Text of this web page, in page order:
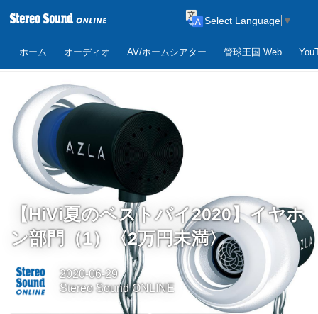
ホーム オーディオ AV/ホームシアター 管球王国 Web
Select Language ▼
【HiVi夏のベストバイ2020】イヤホ
ン部門（1）〈2万円未満〉
2020-06-29
Stereo Sound ONLINE